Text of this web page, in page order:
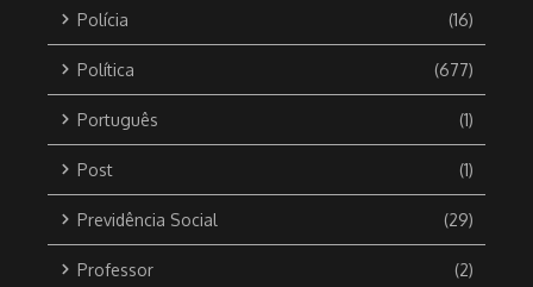
Polícia (16)
Política (677)
Português (1)
Post (1)
Previdência Social (29)
Professor (2)